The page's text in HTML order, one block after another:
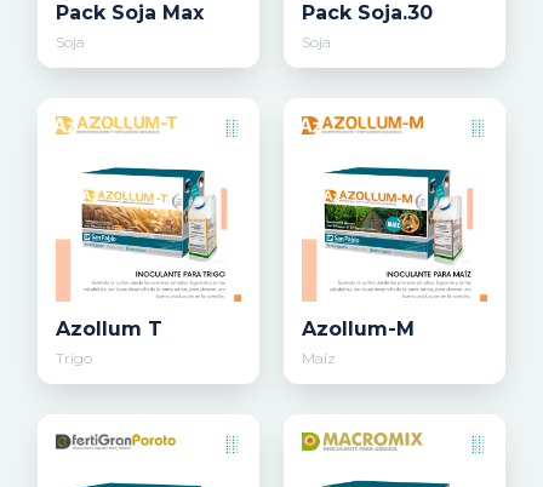
Pack Soja Max
Soja
Pack Soja.30
Soja
Azollum T
Trigo
Azollum-M
Maíz